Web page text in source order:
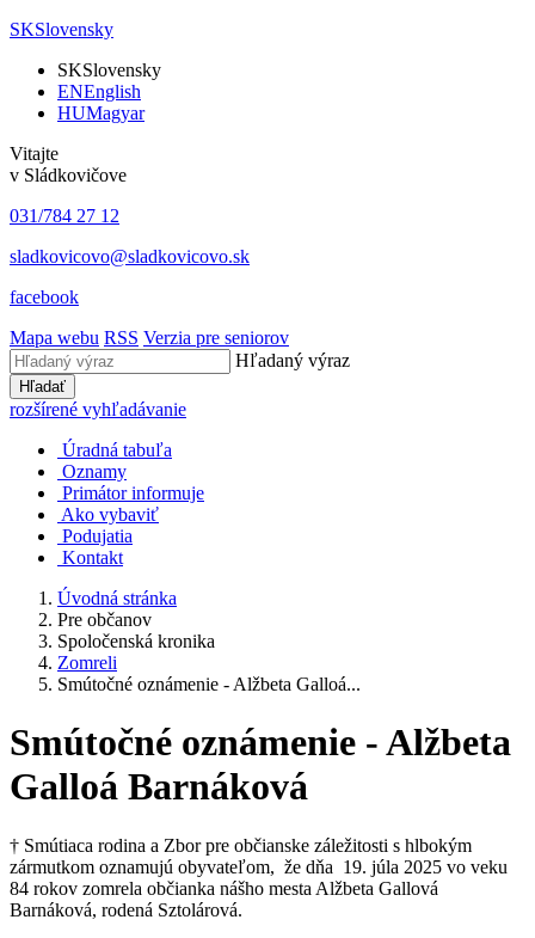
SKSlovensky
SKSlovensky
ENEnglish
HUMagyar
Vitajte
v Sládkovičove
031/784 27 12
sladkovicovo@sladkovicovo.sk
facebook
Mapa webu RSS Verzia pre seniorov
Hľadaný výraz
Hľadať
rozšírené vyhľadávanie
Úradná tabuľa
Oznamy
Primátor informuje
Ako vybaviť
Podujatia
Kontakt
Úvodná stránka
Pre občanov
Spoločenská kronika
Zomreli
Smútočné oznámenie - Alžbeta Galloá...
Smútočné oznámenie - Alžbeta
Galloá Barnáková
† Smútiaca rodina a Zbor pre občianske záležitosti s hlbokým
zármutkom oznamujú obyvateľom, že dňa 19. júla 2025 vo veku
84 rokov zomrela občianka nášho mesta Alžbeta Gallová
Barnáková, rodená Sztolárová.